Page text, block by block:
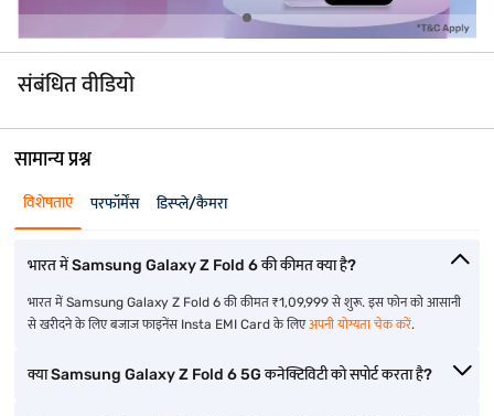
संबंधित वीडियो
सामान्य प्रश्न
विशेषताएं परफॉर्मेंस डिस्प्ले/कैमरा
भारत में Samsung Galaxy Z Fold 6 की कीमत क्या है?
भारत में Samsung Galaxy Z Fold 6 की कीमत ₹1,09,999 से शुरू. इस फोन को आसानी
से खरीदने के लिए बजाज फाइनेंस Insta EMI Card के लिएअपनी योग्यता चेक करें.
क्या Samsung Galaxy Z Fold 6 5G कनेक्टिविटी को सपोर्ट करता है?